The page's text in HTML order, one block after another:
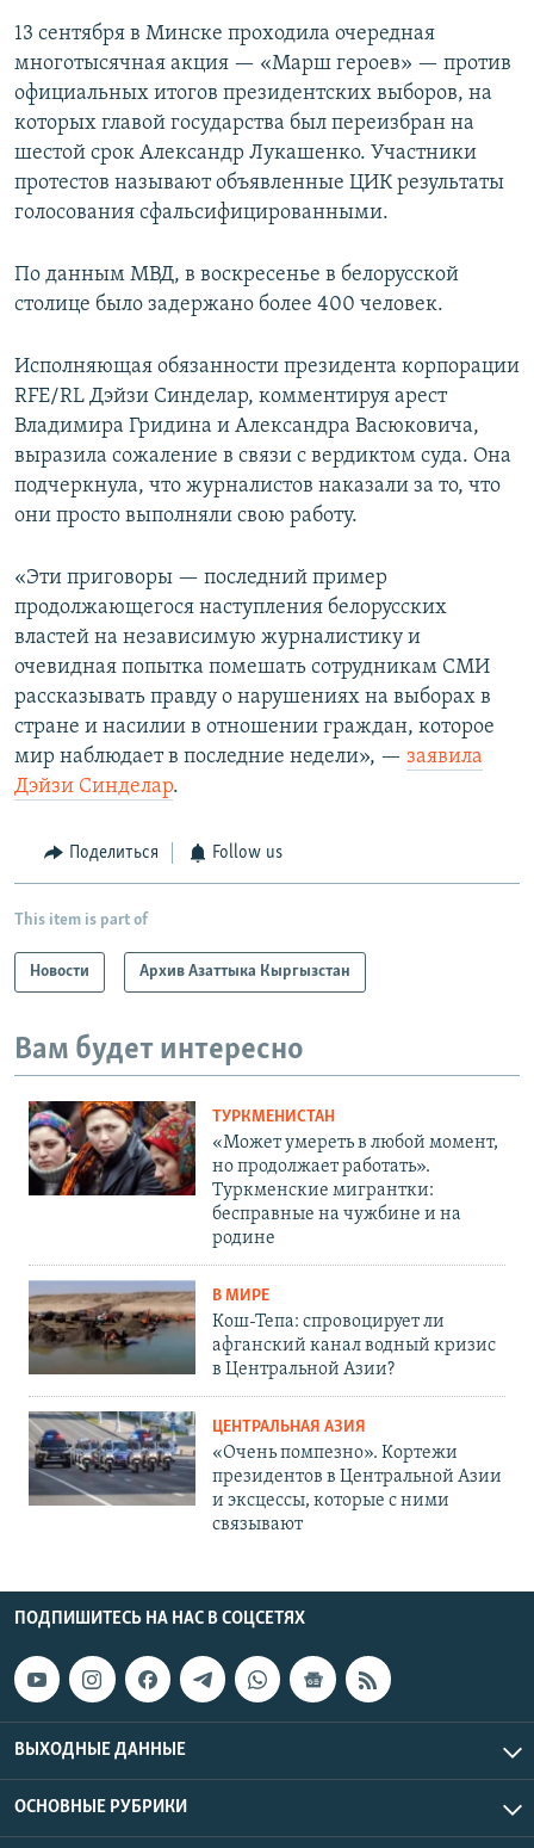
13 сентября в Минске проходила очередная
многотысячная акция — «Марш героев» — против
официальных итогов президентских выборов, на
которых главой государства был переизбран на
шестой срок Александр Лукашенко. Участники
протестов называют объявленные ЦИК результаты
голосования сфальсифицированными.
По данным МВД, в воскресенье в белорусской
столице было задержано более 400 человек.
Исполняющая обязанности президента корпорации
RFE/RL Дэйзи Синделар, комментируя арест
Владимира Гридина и Александра Васюковича,
выразила сожаление в связи с вердиктом суда. Она
подчеркнула, что журналистов наказали за то, что
они просто выполняли свою работу.
«Эти приговоры — последний пример
продолжающегося наступления белорусских
властей на независимую журналистику и
очевидная попытка помешать сотрудникам СМИ
рассказывать правду о нарушениях на выборах в
стране и насилии в отношении граждан, которое
мир наблюдает в последние недели», — заявила
Дэйзи Синделар.
Поделиться Follow us
This item is part of
Новости Архив Азаттыка Кыргызстан
Вам будет интересно
ТУРКМЕНИСТАН
«Может умереть в любой момент,
но продолжает работать».
Туркменские мигрантки:
бесправные на чужбине и на
родине
В МИРЕ
Кош-Тепа: спровоцирует ли
афганский канал водный кризис
в Центральной Азии?
ЦЕНТРАЛЬНАЯ АЗИЯ
«Очень помпезно». Кортежи
президентов в Центральной Азии
и эксцессы, которые с ними
связывают
ПОДПИШИТЕСЬ НА НАС В СОЦСЕТЯХ
ВЫХОДНЫЕ ДАННЫЕ
ОСНОВНЫЕ РУБРИКИ